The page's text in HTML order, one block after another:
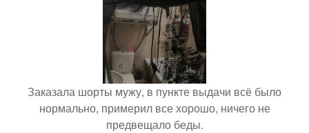
Заказала шорты мужу, в пункте выдачи всё было
нормально, примерил все хорошо, ничего не
предвещало беды.